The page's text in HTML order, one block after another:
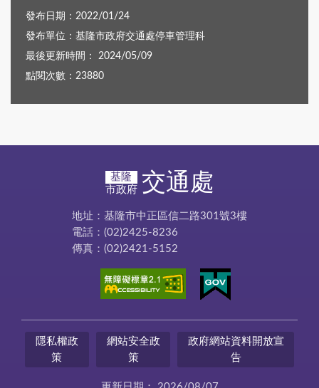
發布日期：2022/01/24
發布單位：基隆市政府交通處停車管理科
最後更新時間： 2024/05/09
點閱次數：23880
基隆
市政府 交通處
地址：基隆市中正區信二路301號3樓
電話：(02)2425-8236
傳真：(02)2421-5152
隱私權政
策
網站安全政
策
政府網站資料開放宣
告